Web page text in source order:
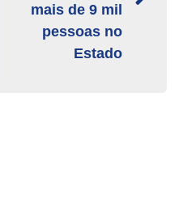
mais de 9 mil
pessoas no
Estado